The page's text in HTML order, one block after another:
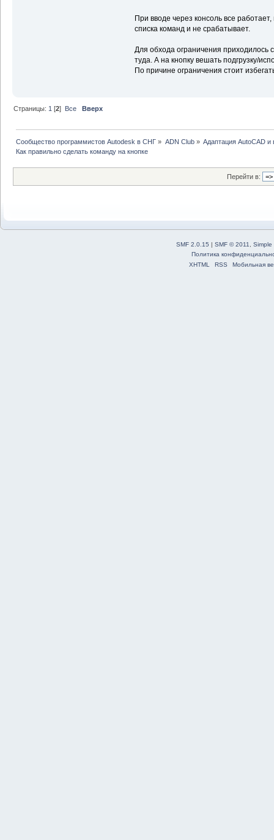
При вводе через консоль все
списка команд и не срабатывает.
Для обхода ограничения приходилось
туда. А на кнопку вешать подгрузку/
По причине ограничения стоит
Страницы: 1 [2] Все Вверх
Сообщество программистов Autodesk в СНГ » ADN Club» Адаптация AutoCAD и
Как правильно сделать команду на кнопке
Перейти в:
SMF 2.0.15 | SMF © 2011
Simple
Политика
XHTML
RSS Мобильная